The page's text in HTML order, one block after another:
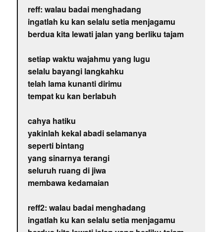
reff: walau badai menghadang
ingatlah ku kan selalu setia menjagamu
berdua kita lewati jalan yang berliku tajam
setiap waktu wajahmu yang lugu
selalu bayangi langkahku
telah lama kunanti dirimu
tempat ku kan berlabuh
cahya hatiku
yakinlah kekal abadi selamanya
seperti bintang
yang sinarnya terangi
seluruh ruang di jiwa
membawa kedamaian
reff2: walau badai menghadang
ingatlah ku kan selalu setia menjagamu